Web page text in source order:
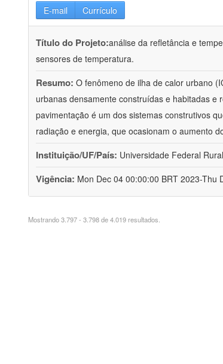
E-mail Currículo
Título do Projeto:análise da refletância e
sensores de temperatura.
Resumo: O fenômeno de ilha de calor urbano
urbanas densamente construídas e habitadas
pavimentação é um dos sistemas construtivos
radiação e energia, que ocasionam o aumento
Instituição/UF/País: Universidade Federal
Vigência: Mon Dec 04 00:00:00 BRT 2023-Thu
Mostrando 3.797 - 3.798 de 4.019 resultados.